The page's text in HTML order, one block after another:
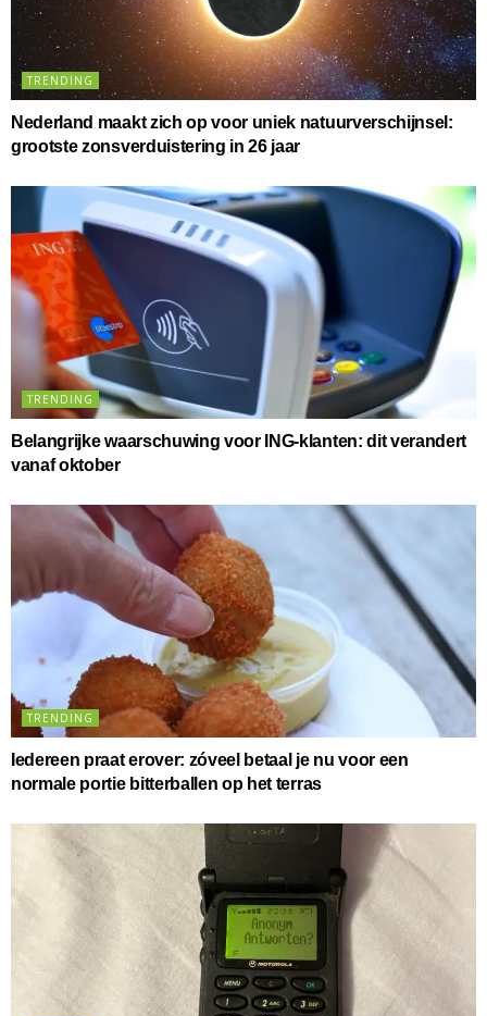
TRENDING
Nederland maakt zich op voor uniek natuurverschijnsel:
grootste zonsverduistering in 26 jaar
TRENDING
Belangrijke waarschuwing voor ING-klanten: dit verandert
vanaf oktober
TRENDING
Iedereen praat erover: zóveel betaal je nu voor een
normale portie bitterballen op het terras